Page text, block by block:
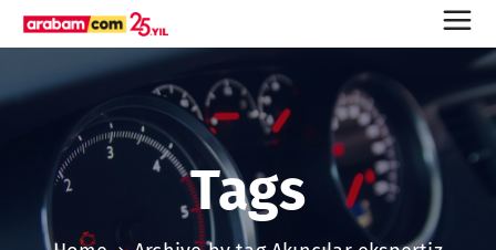
Tags